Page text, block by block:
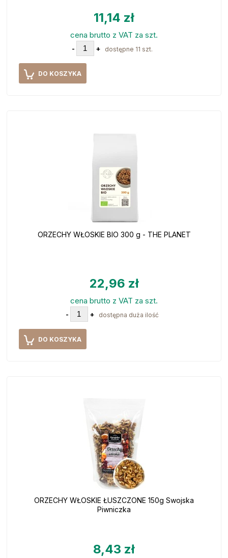
11,14 zł
cena brutto z VAT za szt.
- + dostępne 11 szt.
DO KOSZYKA
ORZECHY WŁOSKIE BIO 300 g - THE PLANET
22,96 zł
cena brutto z VAT za szt.
- + dostępna duża ilość
DO KOSZYKA
ORZECHY WŁOSKIE ŁUSZCZONE 150g Swojska
Piwniczka
8,43 zł